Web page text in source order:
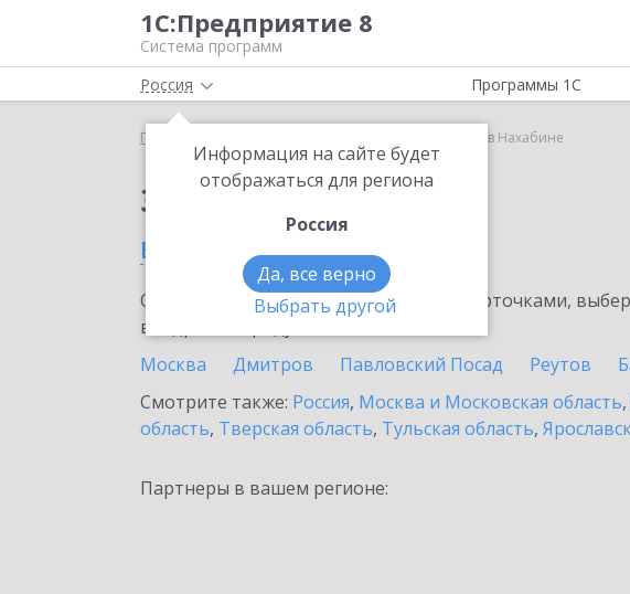
1С:Предприятие 8
Система программ
Россия
Информация на сайте будет
отображаться для региона
Россия
Да, все верно
Выбрать другой
Программы 1С
Главная ИТС Техно в Нахабине
Заказать ИТС Техно
в Нахабине
Ознакомьтесь с информационными карточками,
внедрение продукта.
Москва
Дмитров Павловский Посад Реутов
Смотрите также: Россия, Москва и Московская область,
область, Тверская область, Тульская область,
Партнеры в вашем регионе: